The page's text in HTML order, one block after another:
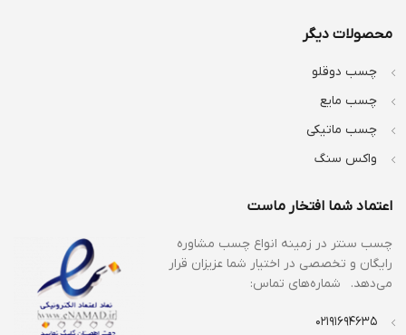
محصولات دیگر
چسب دوقلو
چسب مایع
چسب ماتیکی
واکس سنگ
اعتماد شما افتخار ماست
چسب سنتر در زمینه انواع چسب مشاوره
رایگان و تخصصی در اختیار شما عزیزان قرار
می‌دهد. شماره‌های تماس:
02191694635